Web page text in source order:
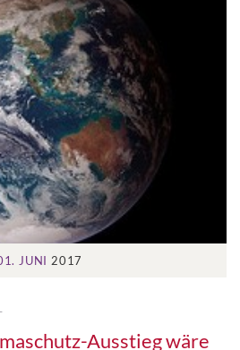
JUNI 2017
Ausstieg wäre